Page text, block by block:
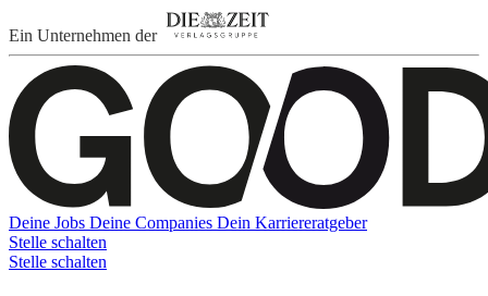
Ein Unternehmen der
Deine Jobs Deine Companies Dein Karriereratgeber
Stelle schalten
Stelle schalten